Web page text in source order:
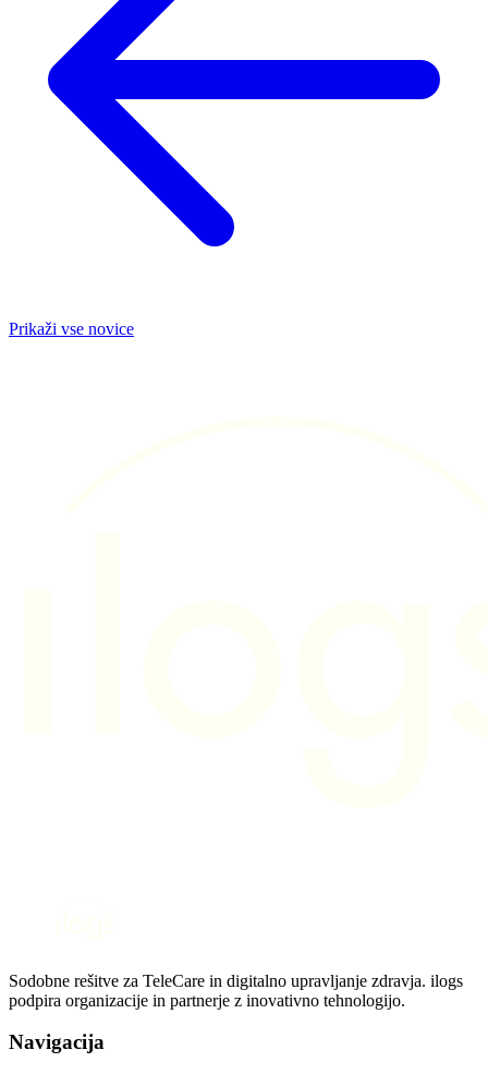
Prikaži vse novice
Sodobne rešitve za TeleCare in digitalno upravljanje zdravja. ilogs
podpira organizacije in partnerje z inovativno tehnologijo.
Navigacija